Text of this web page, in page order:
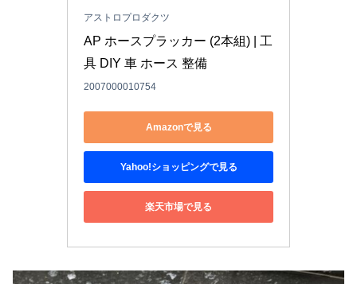
アストロプロダクツ
AP ホースプラッカー (2本組) | 工
具 DIY 車 ホース 整備
2007000010754
Amazonで見る
Yahoo!ショッピングで見る
楽天市場で見る